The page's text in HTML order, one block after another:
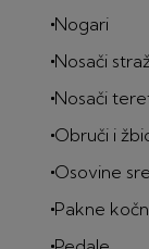
Nogari
Nosači
Nosači
Obruči i
Osovine
Pakne